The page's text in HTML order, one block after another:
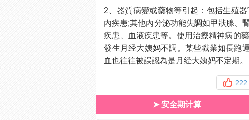
2、器質病變或藥物等引起：包括生殖
內疾患;其他內分泌功能失調如甲狀腺、
疾患、血液疾患等。使用治療精神病的
發生月经大姨妈不調。某些職業如長跑
血也往往被誤認為是月经大姨妈不定期。
222
➤ 安全期计算